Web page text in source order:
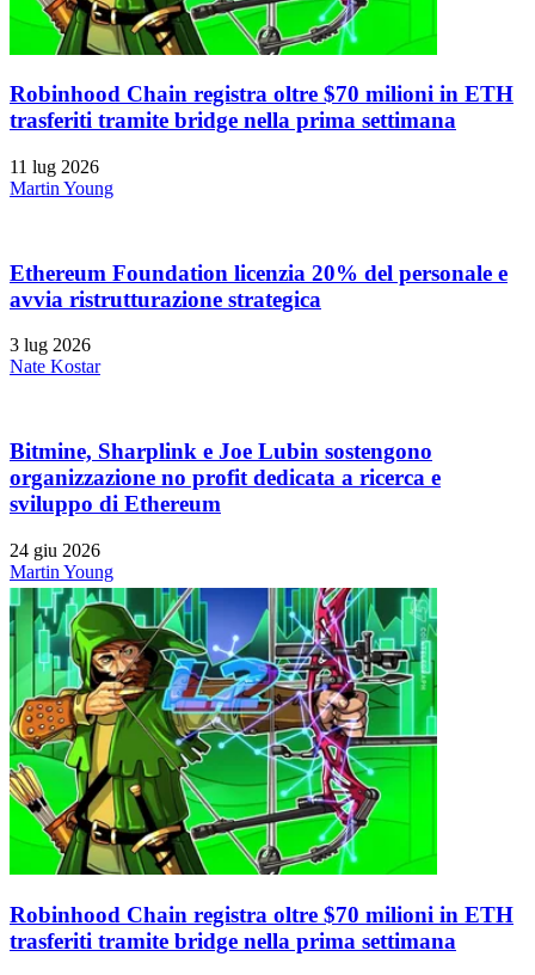
Robinhood Chain registra oltre $70 milioni in ETH
trasferiti tramite bridge nella prima settimana
11 lug 2026
Martin Young
Ethereum Foundation licenzia 20% del personale e
avvia ristrutturazione strategica
3 lug 2026
Nate Kostar
Bitmine, Sharplink e Joe Lubin sostengono
organizzazione no profit dedicata a ricerca e
sviluppo di Ethereum
24 giu 2026
Martin Young
Robinhood Chain registra oltre $70 milioni in ETH
trasferiti tramite bridge nella prima settimana